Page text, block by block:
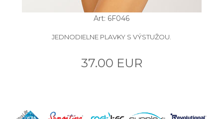
Art: 6F046
JEDNODIELNE PLAVKY S VÝSTUŽOU.
37.00 EUR